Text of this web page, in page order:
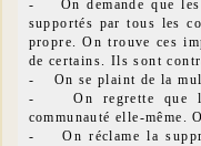
- On demande que les
supportés par tous les
propre. On trouve ces
de certains. Ils sont
- On se plaint de la
- On regrette que
communauté elle-même.
- On réclame la